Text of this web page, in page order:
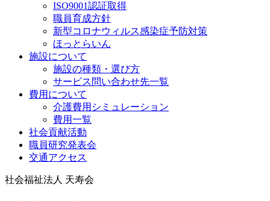
ISO9001認証取得
職員育成方針
新型コロナウィルス感染症予防対策
ほっとらいん
施設について
施設の種類・選び方
サービス問い合わせ先一覧
費用について
介護費用シミュレーション
費用一覧
社会貢献活動
職員研究発表会
交通アクセス
社会福祉法人 天寿会